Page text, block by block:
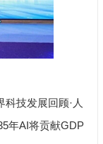
技发展回顾·人
年AI将贡献GDP